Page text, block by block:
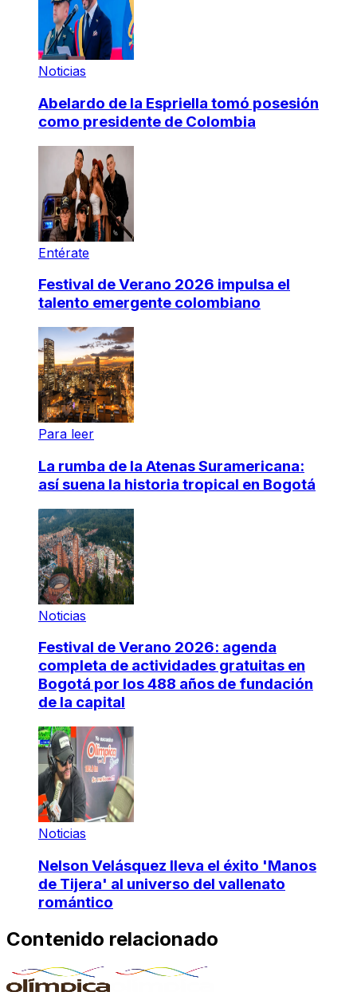
Noticias
Abelardo de la Espriella tomó posesión
como presidente de Colombia
Entérate
Festival de Verano 2026 impulsa el
talento emergente colombiano
Para leer
La rumba de la Atenas Suramericana:
así suena la historia tropical en Bogotá
Noticias
Festival de Verano 2026: agenda
completa de actividades gratuitas en
Bogotá por los 488 años de fundación
de la capital
Noticias
Nelson Velásquez lleva el éxito 'Manos
de Tijera' al universo del vallenato
romántico
Contenido relacionado